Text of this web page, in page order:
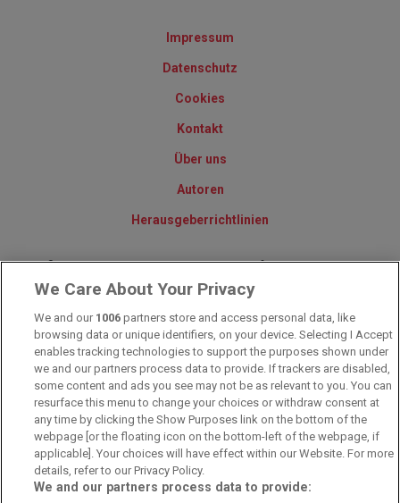
Impressum
Datenschutz
Cookies
Kontakt
Über uns
Autoren
Herausgeberrichtlinien
© 2010-2025 - Sportwettentest.net - Der große Sportwettentest
Sportwetten Angebote sind nur für Volljährige verfügbar. Es gelten
immer die AGB auf den jeweiligen Webseiten der Buchmacher.
Wetten kann Spaß, aber auch süchtig machen!
We Care About Your Privacy
We and our 1006 partners store and access personal data, like
browsing data or unique identifiers, on your device. Selecting I Accept
enables tracking technologies to support the purposes shown under
we and our partners process data to provide. If trackers are disabled,
some content and ads you see may not be as relevant to you. You can
resurface this menu to change your choices or withdraw consent at
any time by clicking the Show Purposes link on the bottom of the
webpage [or the floating icon on the bottom-left of the webpage, if
applicable]. Your choices will have effect within our Website. For more
details, refer to our Privacy Policy.
We and our partners process data to provide: